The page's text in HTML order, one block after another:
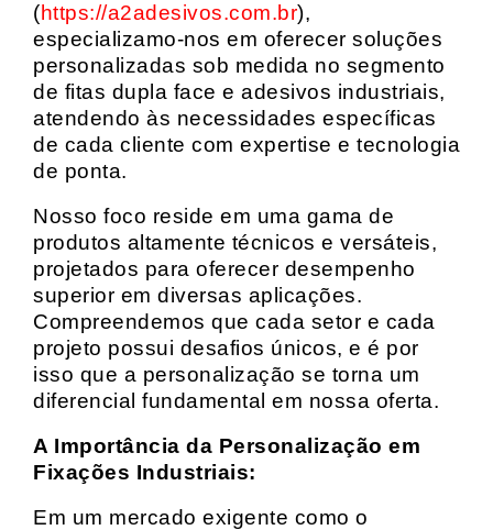
(https://a2adesivos.com.br),
especializamo-nos em oferecer soluções
personalizadas sob medida no segmento
de fitas dupla face e adesivos industriais,
atendendo às necessidades específicas
de cada cliente com expertise e tecnologia
de ponta.
Nosso foco reside em uma gama de
produtos altamente técnicos e versáteis,
projetados para oferecer desempenho
superior em diversas aplicações.
Compreendemos que cada setor e cada
projeto possui desafios únicos, e é por
isso que a personalização se torna um
diferencial fundamental em nossa oferta.
A Importância da Personalização em
Fixações Industriais:
Em um mercado exigente como o